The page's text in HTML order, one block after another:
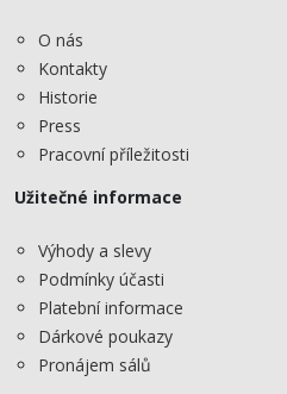
O nás
Kontakty
Historie
Press
Pracovní příležitosti
Užitečné informace
Výhody a slevy
Podmínky účasti
Platební informace
Dárkové poukazy
Pronájem sálů